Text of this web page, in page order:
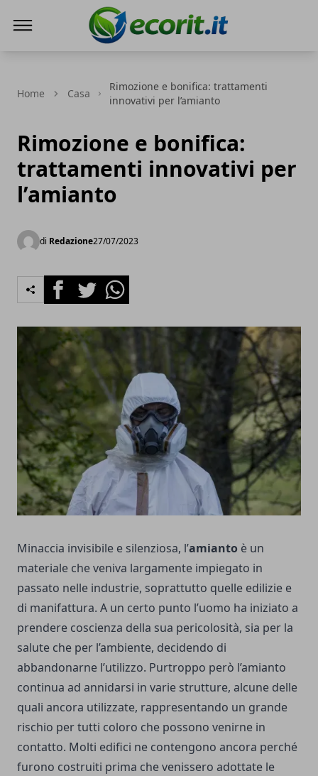
Home Casa
Rimozione e bonifica: trattamenti
innovativi per l’amianto
Rimozione e bonifica:
trattamenti innovativi per
l’amianto
di Redazione27/07/2023
FacebookTwitterWhatsapp
Minaccia invisibile e silenziosa, l’amianto è un
materiale che veniva largamente impiegato in
passato nelle industrie, soprattutto quelle edilizie e
di manifattura. A un certo punto l’uomo ha iniziato a
prendere coscienza della sua pericolosità, sia per la
salute che per l’ambiente, decidendo di
abbandonarne l’utilizzo. Purtroppo però l’amianto
continua ad annidarsi in varie strutture, alcune delle
quali ancora utilizzate, rappresentando un grande
rischio per tutti coloro che possono venirne in
contatto. Molti edifici ne contengono ancora perché
furono costruiti prima che venissero adottate le